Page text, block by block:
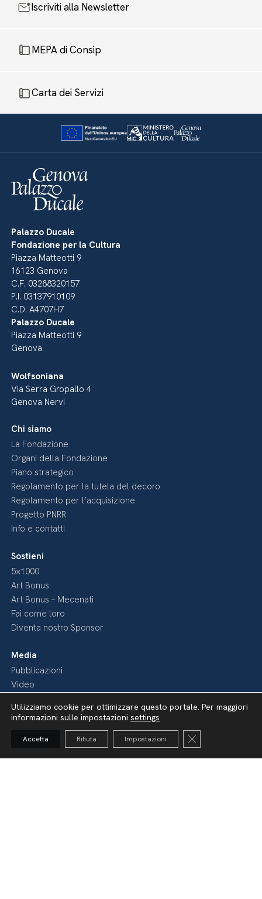
Iscriviti alla Newsletter
MEPA di Consip
Carta dei Servizi
Palazzo Ducale
Fondazione per la Cultura
Piazza Matteotti 9
16123 Genova
C.F. 03288320157
P.I. 03137910109
C.D. A4707H7
Palazzo Ducale
Piazza Matteotti 9
Genova
Wolfsoniana
Via Serra Gropallo 4
Genova Nervi
Chi siamo
La Fondazione
Organi della Fondazione
Piano strategico
Regolamento per la tutela del decoro
Regolamento per l’acquisizione
Progetto PNRR
Info e contatti
Sostieni
5×1000
Art Bonus
Art Bonus – Mecenati
Fai come loro
Diventa nostro Sponsor
Media
Pubblicazioni
Video
Utilizziamo cookie per ottimizzare questo portale. Per maggiori
informazioni sulle impostazioni settings
Accetta Rifiuta Impostazioni Close GDPR